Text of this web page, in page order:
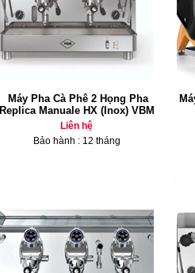
Máy Pha Cà Phê 2 Họng Pha
Replica Manuale HX (Inox) VBM
Liên hệ
Bảo hành : 12 tháng